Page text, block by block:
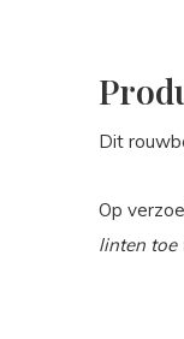
Dit
Op
linten toe